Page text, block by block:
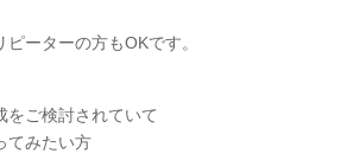
ーターの方もOKです。
をご検討されていて
てみたい方